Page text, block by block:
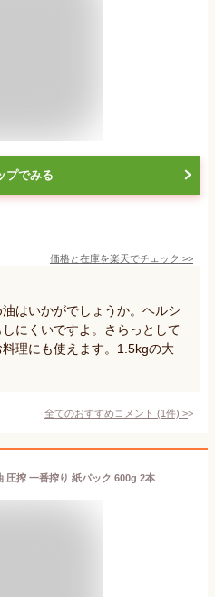
プでみる
価格と在庫を楽天でチェック >>
はいかがでしょうか。ヘルシ
にくいですよ。さらっとして
理にも使えます。1.5kgの大
全てのおすすめコメント (1件) >
圧搾 一番搾り 紙パック 600g 2本